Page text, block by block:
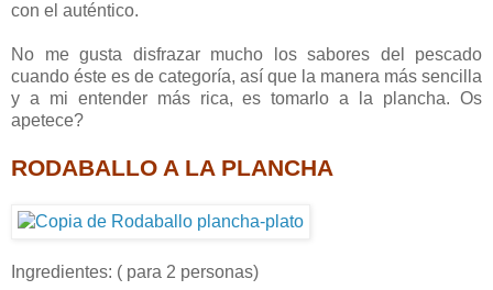
con el auténtico.
No me gusta disfrazar mucho los sabores del pescado
cuando éste es de categoría, así que la manera más sencilla
y a mi entender más rica, es tomarlo a la plancha. Os
apetece?
RODABALLO A LA PLANCHA
Ingredientes: ( para 2 personas)